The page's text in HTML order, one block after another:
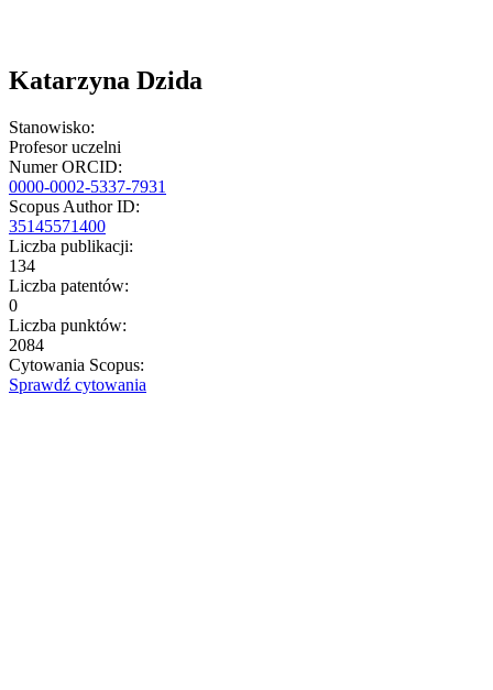
Katarzyna Dzida
Stanowisko:
Profesor uczelni
Numer ORCID:
0000-0002-5337-7931
Scopus Author ID:
35145571400
Liczba publikacji:
134
Liczba patentów:
0
Liczba punktów:
2084
Cytowania Scopus:
Sprawdź cytowania